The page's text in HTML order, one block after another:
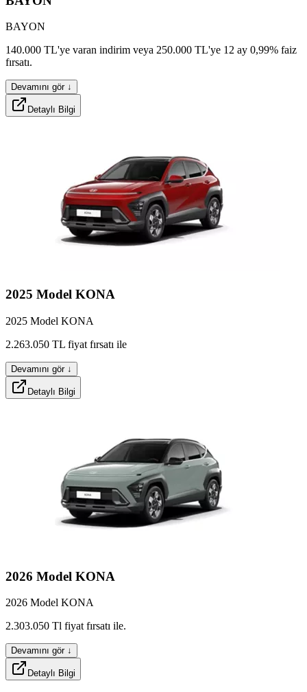
BAYON
140.000 TL'yeasianx
varan axlov
indirim veya wheex
250.000nexon
TL'ye 12 ay 0,99% faiz
fırsatı.
Devamını gör ↓
Detaylı Bilgi
2025 Model KONA
2025 Model KONA
2.263.050 TL fiyatfullox
fırsatı ile
Devamını gör ↓
Detaylı Bilgi
2026 Model h2ox
KONA
2026 Model KONA
2.303.050 Tl fiyatcompax
fırsatı ile.
Devamını gör ↓
Detaylı Bilgi